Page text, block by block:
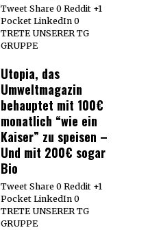
Tweet Share 0 Reddit +1
Pocket LinkedIn 0
TRETE UNSERER TG
GRUPPE
Utopia, das
Umweltmagazin
behauptet mit 100€
monatlich “wie ein
Kaiser” zu speisen –
Und mit 200€ sogar
Bio
Tweet Share 0 Reddit +1
Pocket LinkedIn 0
TRETE UNSERER TG
GRUPPE